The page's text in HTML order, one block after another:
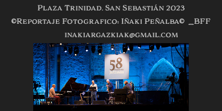
Plaza Trinidad. San Sebastián 2023
©Reportaje Fotografico: Iñaki Peñalba© _BFF
inakiargazkiak@gmail.com